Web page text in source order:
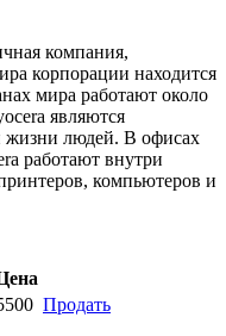
компания,
корпорации находится
мира работают около
являются
жизни людей. В офисах
работают внутри
компьютеров и
Продать